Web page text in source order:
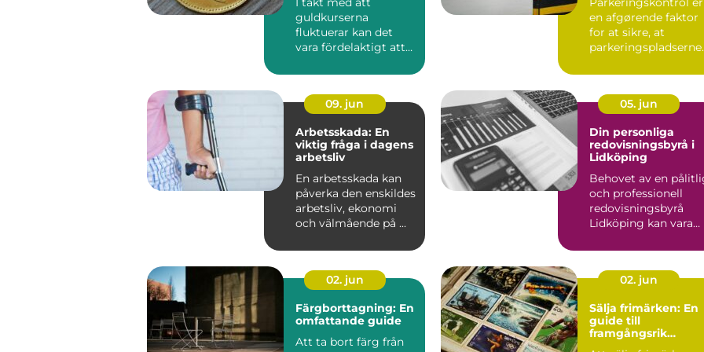
guldkurserna
fluktuerar kan det
vara fördelaktigt att
framf&oum...
en afgørende faktor
for at sikre, at
parkeringspladserne
09. jun
Arbetsskada: En
viktig fråga i dagens
arbetsliv
En arbetsskada kan
påverka den enskildes
arbetsliv, ekonomi
och välmående på ...
05. jun
Din personliga
redovisningsbyrå i
Lidköping
Behovet av en
och professionell
redovisningsbyrå
Lidköping kan vara
02. jun
Färgborttagning: En
omfattande guide
Att ta bort färg från
02. jun
Sälja frimärken: En
guide till
framgångsrik